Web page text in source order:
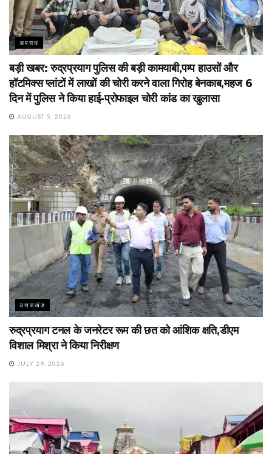
अपराध
बड़ी खबर: रुद्रप्रयाग पुलिस की बड़ी कामयाबी,पम्प हाउसों और
हॉटमिक्स प्लांटों में लाखों की चोरी करने वाला गिरोह बेनकाब,महज 6
दिन में पुलिस ने किया हाई-प्रोफाइल चोरी कांड का खुलासा
AUGUST 5, 2026
उत्तराखंड
रुद्रप्रयाग टनल के जनरेटर रूम की छत को आंशिक क्षति,डीएम
विशाल मिश्रा ने किया निरीक्षण
JULY 29, 2026